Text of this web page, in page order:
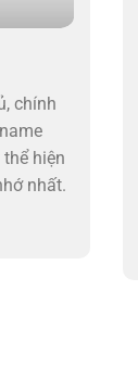
chính
hiện
nhất.